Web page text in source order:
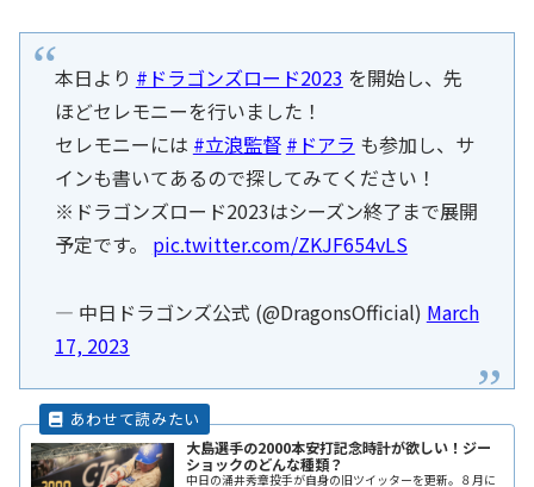
本日より #ドラゴンズロード2023 を開始し、先
ほどセレモニーを行いました！
セレモニーには #立浪監督 #ドアラ も参加し、サ
インも書いてあるので探してみてください！
※ドラゴンズロード2023はシーズン終了まで展開
予定です。 pic.twitter.com/ZKJF654vLS
— 中日ドラゴンズ公式 (@DragonsOfficial) March
17, 2023
大島選手の2000本安打記念時計が欲しい！ジー
ショックのどんな種類？
中日の涌井秀章投手が自身の旧ツイッターを更新。８月に